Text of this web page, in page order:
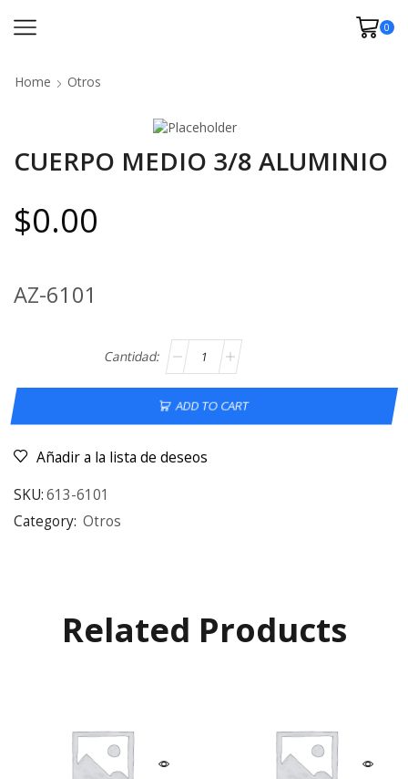
0
Home Otros
CUERPO MEDIO 3/8 ALUMINIO
$0.00
AZ-6101
ADD TO CART
Añadir a la lista de deseos
SKU:613-6101
Category: Otros
Related Products